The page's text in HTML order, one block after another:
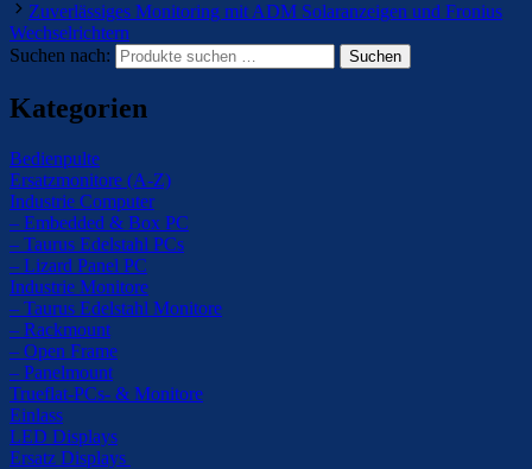
Zuverlässiges Monitoring mit ADM Solaranzeigen und Fronius
Wechselrichtern
Suchen nach:
Suchen
Kategorien
Bedienpulte
Ersatzmonitore (A-Z)
Industrie Computer
– Embedded & Box PC
– Taurus Edelstahl PCs
– Lizard Panel PC
Industrie Monitore
– Taurus Edelstahl Monitore
– Rackmount
– Open Frame
– Panelmount
Trueflat-PCs- & Monitore
Einlass
LED Displays
Ersatz Displays